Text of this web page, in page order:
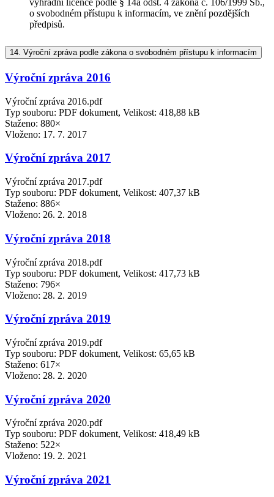
výhradní licence podle § 14a odst. 4 zákona č. 106/1999 Sb.,
o svobodném přístupu k informacím, ve znění pozdějších
předpisů.
14. Výroční zpráva podle zákona o svobodném přístupu k informacím
Výroční zpráva 2016
Výroční zpráva 2016.pdf
Typ souboru: PDF dokument, Velikost: 418,88 kB
Staženo: 880×
Vloženo: 17. 7. 2017
Výroční zpráva 2017
Výroční zpráva 2017.pdf
Typ souboru: PDF dokument, Velikost: 407,37 kB
Staženo: 886×
Vloženo: 26. 2. 2018
Výroční zpráva 2018
Výroční zpráva 2018.pdf
Typ souboru: PDF dokument, Velikost: 417,73 kB
Staženo: 796×
Vloženo: 28. 2. 2019
Výroční zpráva 2019
Výroční zpráva 2019.pdf
Typ souboru: PDF dokument, Velikost: 65,65 kB
Staženo: 617×
Vloženo: 28. 2. 2020
Výroční zpráva 2020
Výroční zpráva 2020.pdf
Typ souboru: PDF dokument, Velikost: 418,49 kB
Staženo: 522×
Vloženo: 19. 2. 2021
Výroční zpráva 2021